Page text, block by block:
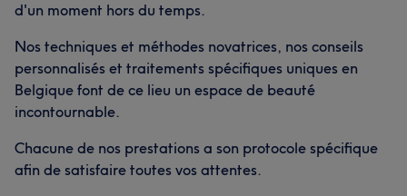
d'un moment hors du temps.
Nos techniques et méthodes novatrices, nos conseils
personnalisés et traitements spécifiques uniques en
Belgique font de ce lieu un espace de beauté
incontournable.
Chacune de nos prestations a son protocole spécifique
afin de satisfaire toutes vos attentes.